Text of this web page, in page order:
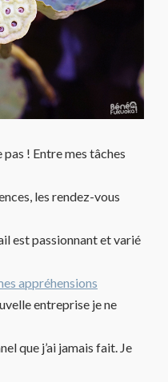
pas ! Entre mes tâches
les rendez-vous
est passionnant et varié
appréhensions
entreprise je ne
que j’ai jamais fait. Je